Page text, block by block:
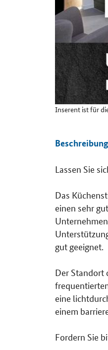
Inserent ist für
Beschreibung
Lassen Sie
Das
einen sehr
gut geeignet.
Der Standort
eine
einem
Fordern Sie